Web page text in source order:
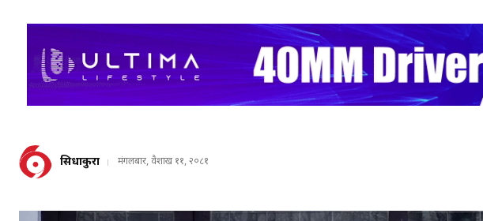
सिधाकुरा मंगलबार, वैशाख ११, २०८१